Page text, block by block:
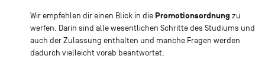
Wir empfehlen dir einen Blick in die Promotionsordnung zu
werfen. Darin sind alle wesentlichen Schritte des Studiums und
auch der Zulassung enthalten und manche Fragen werden
dadurch vielleicht vorab beantwortet.